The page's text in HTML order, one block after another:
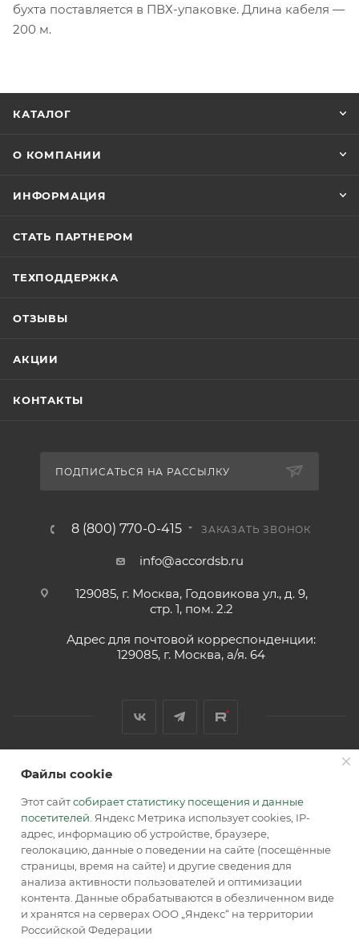
бухта поставляется в ПВХ-упаковке. Длина кабеля —
200 м.
КАТАЛОГ
О КОМПАНИИ
ИНФОРМАЦИЯ
СТАТЬ ПАРТНЕРОМ
ТЕХПОДДЕРЖКА
ОТЗЫВЫ
АКЦИИ
КОНТАКТЫ
ПОДПИСАТЬСЯ НА РАССЫЛКУ
8 (800) 770-0-415 ЗАКАЗАТЬ ЗВОНОК
info@accordsb.ru
129085, г. Москва, Годовикова ул., д. 9,
стр. 1, пом. 2.2
Адрес для почтовой корреспонденции:
129085, г. Москва, а/я. 64
2026 © Обращаем Ваше внимание на то, что вся
информация, размещенная на сайте, носит
информационный характер и не является публичной
офертой, определяемой положениями Статьи 437 (2) ГК РФ.
Файлы cookie
Этот сайтсобирает статистику посещения и данные
посетителей . Яндекс Метрика использует cookies, IP-
адрес, информацию об устройстве, браузере,
геолокацию, данные о поведении на сайте (посещённые
страницы, время на сайте) и другие сведения для
анализа активности пользователей и оптимизации
контента. Данные обрабатываются в обезличенном виде
и хранятся на серверах ООО „Яндекс“ на территории
Российской Федерации